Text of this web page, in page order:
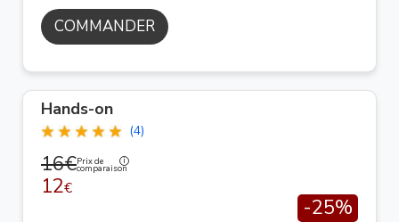
COMMANDER
Hands-on
(4)
16€Prix de
comparaison
12€
-25%